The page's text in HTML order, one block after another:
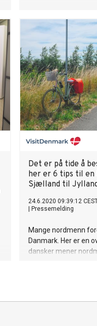
Det er på tide å
her er 6 tips til
Sjælland til
24.6.2020 09:39:12
Pressemelding
Mange nordmenn
Danmark. Her er en
dansker mener